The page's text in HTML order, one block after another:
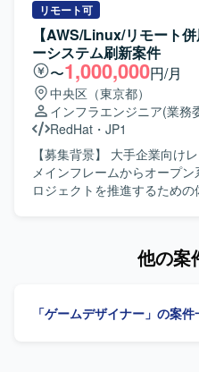
をご担当いただきます。新
型IPを活用したマルチプラ
関わっていただく想定です。 【求める人物像】 世界を震撼
させるサービスを作るという
る方を求めております。ゲー
る方、ベンチャーマインドを
により良いモノづくりを追求
んじる方、新作ゲームが出る
いる方にマッチするポジションです。 【
力】 超大型IPを用いたマル
ームにおいて、クリエイテ
ティブ系ツールや、Unityを
リモート可
【AWS/Linux/リモート
ーシステム刷新案件
〜1,000,000円/月
中央区（東京都）
インフラエンジニア(業務
RedHat ・ JP1
【募集背景】 大手企業向け
メインフレームからオープ
ロジェクトを推進するための
ア、運用設計の専門チーム
種ドキュメントの作成も担当し
他の案
「ゲームデザイナー」の案件